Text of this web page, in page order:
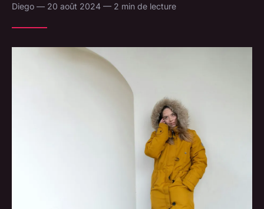
Diego — 20 août 2024 — 2 min de lecture